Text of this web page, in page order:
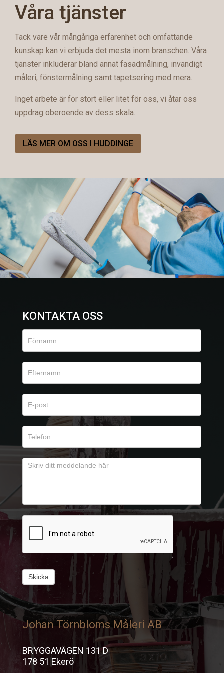
Våra tjänster
Tack vare vår mångåriga erfarenhet och omfattande
kunskap kan vi erbjuda det mesta inom branschen. Våra
tjänster inkluderar bland annat fasadmålning, invändigt
måleri, fönstermålning samt tapetsering med mera.
Inget arbete är för stort eller litet för oss, vi åtar oss
uppdrag oberoende av dess skala.
LÄS MER OM OSS I HUDDINGE
KONTAKTA OSS
Skicka
Johan Törnbloms Måleri AB
BRYGGAVÄGEN 131 D
178 51 Ekerö